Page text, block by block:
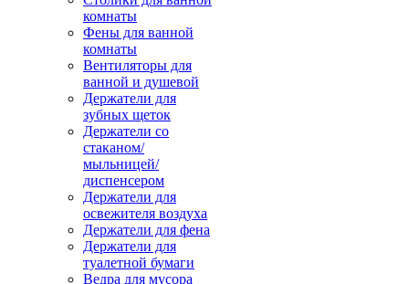
комнаты
Фены для ванной
комнаты
Вентиляторы для
ванной и душевой
Держатели для
зубных щеток
Держатели со
стаканом/
мыльницей/
диспенсером
Держатели для
освежителя воздуха
Держатели для фена
Держатели для
туалетной бумаги
Ведра для мусора